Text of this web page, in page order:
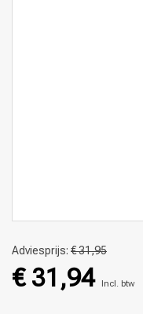
Adviesprijs: € 31,95
€ 31,94 Incl. btw